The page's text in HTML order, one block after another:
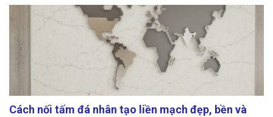
Cách nối tấm đá nhân tạo liền mạch đẹp, bền và